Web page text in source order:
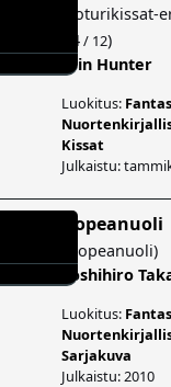
#4/ 12)
Erin Hunter
Luokitus:
Kissat
Julkaistu:
Hopeanuoli
Hopeanuoli)
Yoshihiro
Luokitus:
Sarjakuva
Julkaistu: 2010